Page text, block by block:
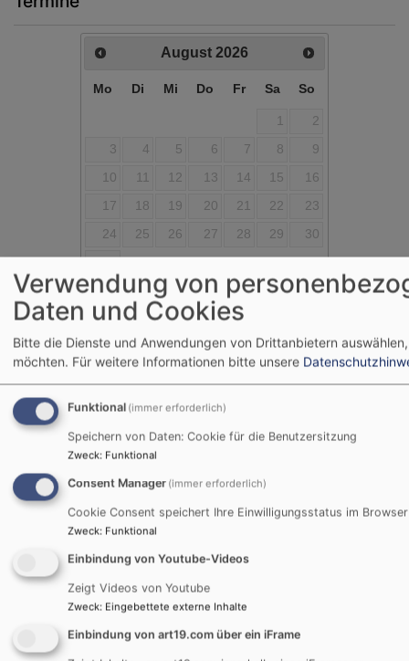
August 2026
Mo Di Mi Do Fr Sa So
1
2
3
4 5 6 7 8
9
10
11 12 13 14 15
16
17
18 19 20 21 22
23
24
25 26 27 28 29
30
31
Schlagworte
5-10 Minuten Theologie Abendmahl Advent
Andacht Anmeldung Ansprechpartner/innen
Audio Aufmerk-Stelen
aus dem Gemeindeblatt
Bestattung
Bild und Text Cadolzburg
Carmina Nova
Dies und das von Zeit zu Zeit EJ aktuell
Erntedank Erwachsene
Familien Frauen Frieden Friedhof
Gemeindehaus
Gemeindeleben
Gruppen/Kreise Hochzeit Infos
Jugendliche Karfreitag Karwoche
Kinder
Verwendung von
Daten und Cookies
Bitte die Dienste und Anwendungen von Drittanbietern
möchten. Für weitere Informationen bitte unsere
Funktional (immer erforderlich)
Speichern von Daten: Cookie für die Benutzersitzung
Zweck: Funktional
Consent Manager (immer erforderlich)
Cookie Consent speichert Ihre Einwilligungsstatus im Browser
Zweck: Funktional
Einbindung von Youtube-Videos
Zeigt Videos von Youtube
Zweck: Eingebettete externe Inhalte
Einbindung von art19.com über ein iFrame